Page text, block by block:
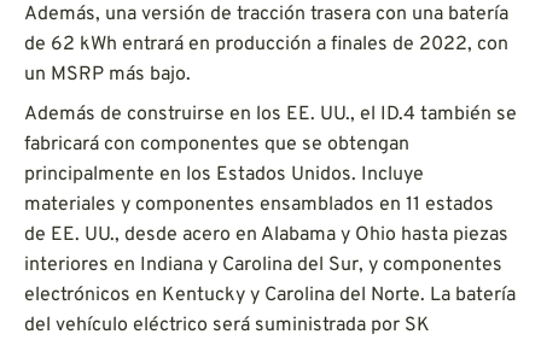
Además, una versión de tracción trasera con una batería
de 62 kWh entrará en producción a finales de 2022, con
un MSRP más bajo.
Además de construirse en los EE. UU., el ID.4 también se
fabricará con componentes que se obtengan
principalmente en los Estados Unidos. Incluye
materiales y componentes ensamblados en 11 estados
de EE. UU., desde acero en Alabama y Ohio hasta piezas
interiores en Indiana y Carolina del Sur, y componentes
electrónicos en Kentucky y Carolina del Norte. La batería
del vehículo eléctrico será suministrada por SK